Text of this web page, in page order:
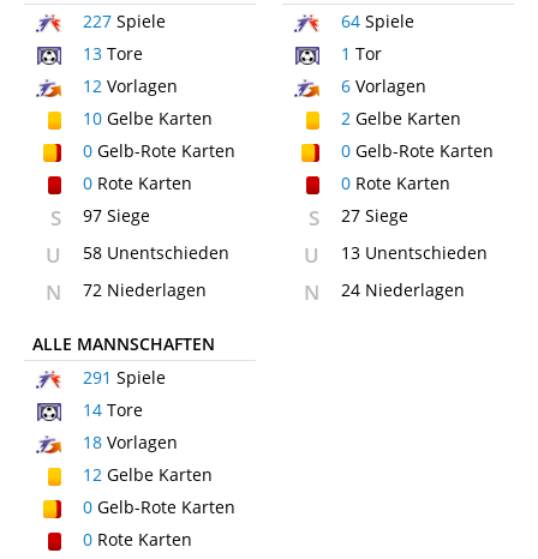
227 Spiele
13 Tore
12 Vorlagen
10 Gelbe Karten
0 Gelb-Rote Karten
0 Rote Karten
S 97 Siege
U 58 Unentschieden
N 72 Niederlagen
64Spiele
1 Tor
6Vorlagen
2Gelbe Karten
0Gelb-Rote Karten
0Rote Karten
S 27 Siege
U 13 Unentschieden
N 24 Niederlagen
ALLE MANNSCHAFTEN
291 Spiele
14 Tore
18 Vorlagen
12 Gelbe Karten
0 Gelb-Rote Karten
0 Rote Karten